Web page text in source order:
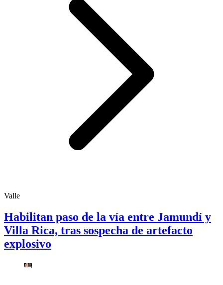
Valle
Habilitan paso de la vía entre Jamundí y
Villa Rica, tras sospecha de artefacto
explosivo